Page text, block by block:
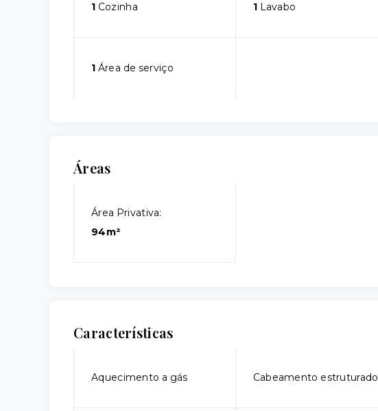
1 Cozinha 1Lavabo
1 Área de serviço
Áreas
Área Privativa:
94m²
Características
Aquecimento a gás Cabeamento estruturado